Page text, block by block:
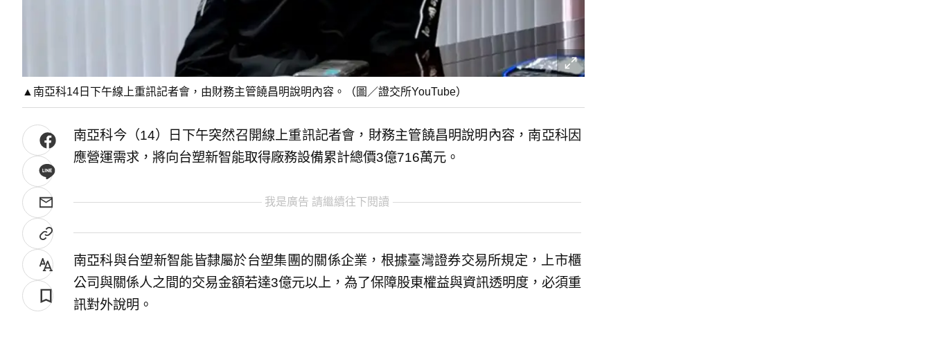
▲南亞科14日下午線上重訊記者會，由財務主管饒昌明說明內容。（圖／證交所YouTube）
南亞科今（14）日下午突然召開線上重訊記者會，財務主管饒昌明說明內容，南亞科因
應營運需求，將向台塑新智能取得廠務設備累計總價3億716萬元。
我是廣告 請繼續往下閱讀
南亞科與台塑新智能皆隸屬於台塑集團的關係企業，根據臺灣證券交易所規定，上市櫃
公司與關係人之間的交易金額若達3億元以上，為了保障股東權益與資訊透明度，必須重
訊對外說明。